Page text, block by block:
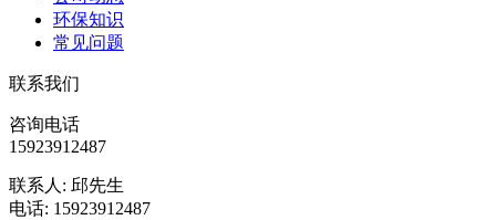
环保知识
常见问题
联系我们
咨询电话
15923912487
联系人: 邱先生
电话: 15923912487